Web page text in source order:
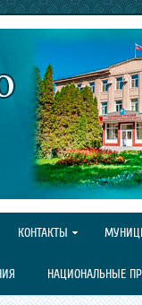
КОНТАКТЫ
НАЦИОНАЛЬНЫЕ